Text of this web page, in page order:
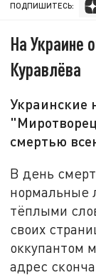
ПОДПИШИТЕСЬ:
На Украине
Куравлёва
Украинские
смертью
В день
нормальные
тёплыми
своих
оккупантом
адрес